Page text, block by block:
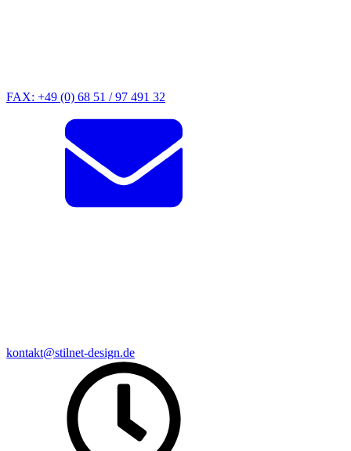
FAX: +49 (0) 68 51 / 97 491 32
kontakt@stilnet-design.de